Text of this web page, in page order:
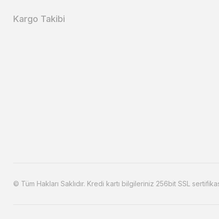
Kargo Takibi
© Tüm Hakları Saklıdır. Kredi kartı bilgileriniz 256bit SSL